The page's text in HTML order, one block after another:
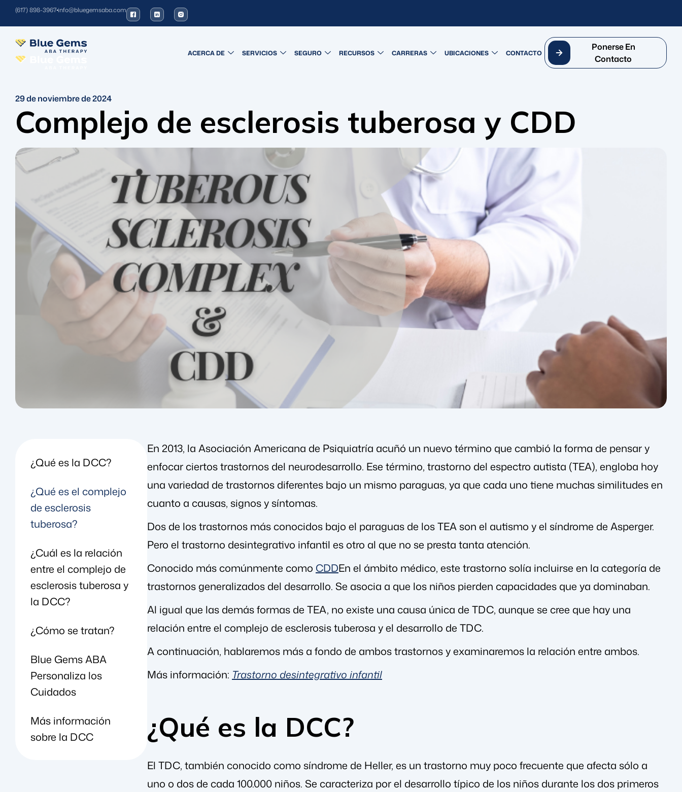
(617) 898-3967info@bluegemsaba.com
ACERCA DE SERVICIOS SEGURO RECURSOS CARRERAS UBICACIONES CONTACTO
Ponerse En
Contacto
29 de noviembre de 2024
Complejo de esclerosis tuberosa y CDD
¿Qué es la DCC?
¿Qué es el complejo
de esclerosis
tuberosa?
¿Cuál es la relación
entre el complejo de
esclerosis tuberosa y
la DCC?
¿Cómo se tratan?
Blue Gems ABA
Personaliza los
Cuidados
Más información
sobre la DCC
En 2013, la Asociación Americana de Psiquiatría acuñó un nuevo término que cambió la forma de pensar y
enfocar ciertos trastornos del neurodesarrollo. Ese término, trastorno del espectro autista (TEA), engloba hoy
una variedad de trastornos diferentes bajo un mismo paraguas, ya que cada uno tiene muchas similitudes en
cuanto a causas, signos y síntomas.
Dos de los trastornos más conocidos bajo el paraguas de los TEA son el autismo y el síndrome de Asperger.
Pero el trastorno desintegrativo infantil es otro al que no se presta tanta atención.
Conocido más comúnmente como CDDEn el ámbito médico, este trastorno solía incluirse en la categoría de
trastornos generalizados del desarrollo. Se asocia a que los niños pierden capacidades que ya dominaban.
Al igual que las demás formas de TEA, no existe una causa única de TDC, aunque se cree que hay una
relación entre el complejo de esclerosis tuberosa y el desarrollo de TDC.
A continuación, hablaremos más a fondo de ambos trastornos y examinaremos la relación entre ambos.
Más información: Trastorno desintegrativo infantil
¿Qué es la DCC?
El TDC, también conocido como síndrome de Heller, es un trastorno muy poco frecuente que afecta sólo a
uno o dos de cada 100.000 niños. Se caracteriza por el desarrollo típico de los niños durante los dos primeros